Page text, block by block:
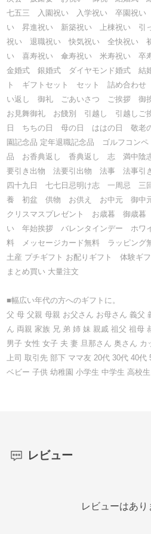
七五三 入園祝い 入学祝い 卒園祝
い 昇進祝い 新築祝い 上棟祝い 引
祝い 退職祝い 快気祝い 全快祝い
い 喜寿祝い 傘寿祝い 米寿祝い 卒
金婚式 銀婚式 ダイヤモンド婚式 結
ト ギフトセット セット 詰め合わ
い返し 御礼 ごあいさつ ご挨拶 御
お見舞御礼 お餞別 引越し 引越し
日 ちちの日 母の日 ははの日 敬老
園記念品 定年退職記念品 ゴルフコ
品 お香典返し 香典返し 志 満中
要引き出物 法要引出物 法事 法事
四十九日 七七日忌明け志 一周忌
養 初盆 供物 お供え お中元 御中
クリスマスプレゼント お歳暮 御歳
い 年始挨拶 バレンタインデー ホワ
料 メッセージカード無料 ラッピン
土産 プチギフト お配りギフト 体験ギ
まとめ買い 大量注文
■幅広い年代の方へのギフトに。
父 母 父親 母親 お父さん お母さん 義父
ん 両親 家族 兄 弟 姉 妹 親戚 祖父 祖母
男子 女性 女子 夫 妻 旦那さん 奥さん
上司 取引先 部下 ママ友 20代 30代 40
ベビー 子供 幼稚園 小学生 中学生 高校
レビュー
レビューはあり